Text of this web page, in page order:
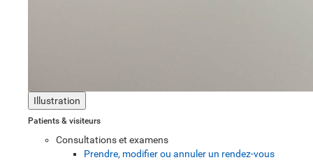
Illustration
Patients & visiteurs
Consultations et examens
Prendre, modifier ou annuler un rendez-vous